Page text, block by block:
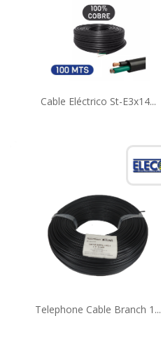
Cable Eléctrico St-E3x14...
Telephone Cable Branch 1...